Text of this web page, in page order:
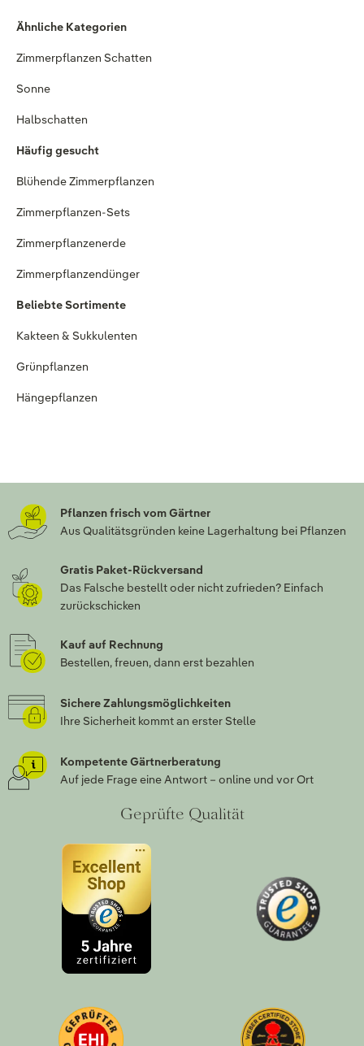
Ähnliche Kategorien
Zimmerpflanzen Schatten
Sonne
Halbschatten
Häufig gesucht
Blühende Zimmerpflanzen
Zimmerpflanzen-Sets
Zimmerpflanzenerde
Zimmerpflanzendünger
Beliebte Sortimente
Kakteen & Sukkulenten
Grünpflanzen
Hängepflanzen
Pflanzen frisch vom Gärtner
Aus Qualitätsgründen keine Lagerhaltung bei Pflanzen
Gratis Paket-Rückversand
Das Falsche bestellt oder nicht zufrieden? Einfach
zurückschicken
Kauf auf Rechnung
Bestellen, freuen, dann erst bezahlen
Sichere Zahlungsmöglichkeiten
Ihre Sicherheit kommt an erster Stelle
Kompetente Gärtnerberatung
Auf jede Frage eine Antwort – online und vor Ort
Geprüfte Qualität